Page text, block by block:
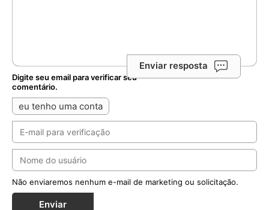
Não enviaremos nenhum e-mail de marketing ou solicitação.
Enviar